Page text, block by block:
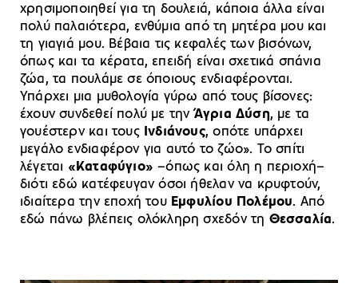
χρησιμοποιηθεί για τη δουλειά, κάποια άλλα είναι
πολύ παλαιότερα, ενθύμια από τη μητέρα μου και
τη γιαγιά μου. Βέβαια τις κεφαλές των βισόνων,
όπως και τα κέρατα, επειδή είναι σχετικά σπάνια
ζώα, τα πουλάμε σε όποιους ενδιαφέρονται.
Υπάρχει μια μυθολογία γύρω από τους βίσονες:
έχουν συνδεθεί πολύ με τηνΆγρια Δύση, με τα
γουέστερν και τους Ινδιάνους, οπότε υπάρχει
μεγάλο ενδιαφέρον για αυτό το ζώο». Το σπίτι
λέγεται «Καταφύγιο» –όπως και όλη η περιοχή–
διότι εδώ κατέφευγαν όσοι ήθελαν να κρυφτούν,
ιδιαίτερα την εποχή του Εμφυλίου Πολέμου. Από
εδώ πάνω βλέπεις ολόκληρη σχεδόν τη Θεσσαλία.